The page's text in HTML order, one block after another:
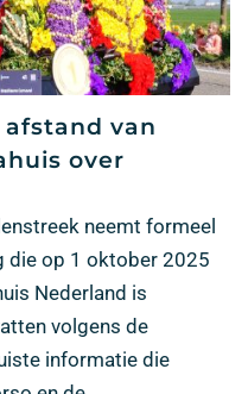
van
over
neemt formeel
die op 1 oktober 2025
Nederland is
volgens de
informatie die